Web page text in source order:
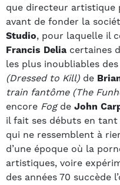
que directeur artistique
avant de fonder la
Studio, pour laquelle il
Francis Deliacertaines
les plus inoubliables
(Dressed to Kill) de
train fantôme (The
encore Fogde John
il fait ses débuts en
qui ne ressemblent à
d’une époque où la
artistiques, voire
des années 70 succède